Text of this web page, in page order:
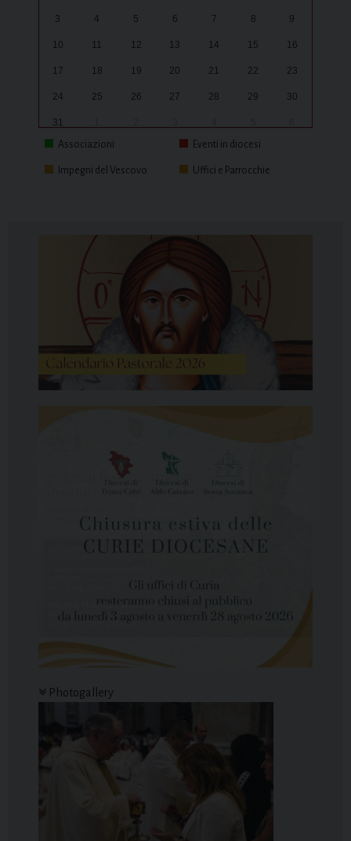
3 4 5 6 7 8 9
10 11 12 13 14 15 16
17 18 19 20 21 22 23
24 25 26 27 28 29 30
31
Associazioni
Eventi in diocesi
Impegni del Vescovo Uffici e Parrocchie